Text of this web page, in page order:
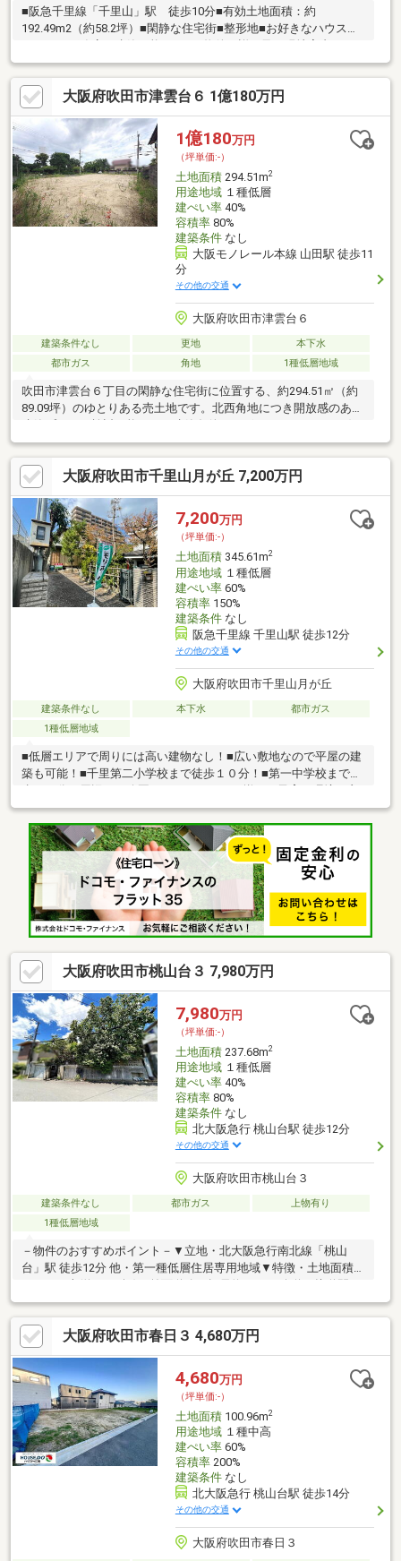
■阪急千里線「千里山」駅 徒歩10分■有効土地面積：約
192.49m2（約58.2坪）■閑静な住宅街■整形地■お好きなハウスメ
問い合わせにつきましては、担当：松口までお願いいたしま
す。 （フリーコール：0120-109-365）
大阪府吹田市津雲台６ 1億180万円
1億180万円
（坪単価:-）
土地面積294.51m2
用途地域１種低層
建ぺい率40%
容積率80%
建築条件なし
大阪モノレール本線 山田駅 徒歩11
分
その他の交通
大阪府吹田市津雲台６
建築条件なし 更地
本下水
都市ガス
角地 1種低層地域
吹田市津雲台６丁目の閑静な住宅街に位置する、約294.51㎡（約
89.09坪）のゆとりある売土地です。北西角地につき開放感のある
みのハウスメーカー・工務店で設計いただけます。弊社にても設
計承りますので、お気軽にご相談ください♪令和9年3月以降の引
渡予定となります。千里ニュータウン地区地区計画による整った
街並みの中で、こだわりの注文住宅を実現ください。※千里ニュ
ータウン地区地区計画※千里ニュータウンまちづくり指針※外壁後
退全周1.5ｍ有※地中杭撤去済
大阪府吹田市千里山月が丘 7,200万円
7,200万円
（坪単価:-）
土地面積345.61m2
用途地域１種低層
建ぺい率60%
容積率150%
建築条件なし
阪急千里線 千里山駅 徒歩12分
その他の交通
大阪府吹田市千里山月が丘
建築条件なし 本下水
都市ガス
1種低層地域
■低層エリアで周りには高い建物なし！■広い敷地なので平屋の建
築も可能！■千里第二小学校まで徒歩１０分！■第一中学校まで徒
歩２０分！周辺には公園やスーパーなどが揃い、子育て環境の良
い立地です。建築プランのご相談も承ります。お気軽にお問い合
わせください。
大阪府吹田市桃山台３ 7,980万円
7,980万円
（坪単価:-）
土地面積237.68m2
用途地域１種低層
建ぺい率40%
容積率80%
建築条件なし
北大阪急行 桃山台駅 徒歩12分
その他の交通
大阪府吹田市桃山台３
建築条件なし 都市ガス
上物有り
1種低層地域
－物件のおすすめポイント－▼立地・北大阪急行南北線「桃山
台」駅 徒歩12分 他・第一種低層住居専用地域▼特徴・土地面積
は広さ約15.2m・建築条件付宅地販売ではありません・お好きな
ハウスメーカー・工務店で建築可能▼周辺環境・スーパー「ライ
フ桃山台店」徒歩8分(約600m)・吹田市立桃山台小学校 徒歩7分
(約500m)・トナリエ南千里アネックス 徒歩9分(約650m)■ ご希望
の住まい探しをお手伝いします ━━━━━・・・物件の詳細・ご
相談はお気軽にお問い合わせください。
大阪府吹田市春日３ 4,680万円
4,680万円
（坪単価:-）
土地面積100.96m2
用途地域１種中高
建ぺい率60%
容積率200%
建築条件なし
北大阪急行 桃山台駅 徒歩14分
その他の交通
大阪府吹田市春日３